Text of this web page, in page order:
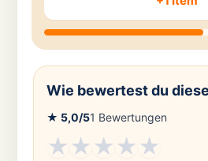
Wie bewertest du
★ 5,0/51 Bewertungen
★★★★★